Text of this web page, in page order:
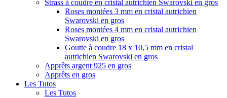
Strass à coudre en cristal autrichien Swarovski en gros
Roses montées 3 mm en cristal autrichien
Swarovski en gros
Roses montées 4 mm en cristal autrichien
Swarovski en gros
Goutte à coudre 18 x 10,5 mm en cristal
autrichien Swarovski en gros
Apprêts argent 925 en gros
Apprêts en gros
Les Tutos
Les Tutos